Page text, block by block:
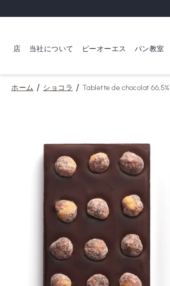
店 当社について ピーオーエス パン教室
ホーム ショコラ Tablette de chocolat